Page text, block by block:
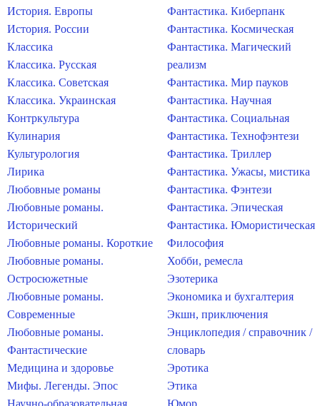
История. Европы
История. России
Классика
Классика. Русская
Классика. Советская
Классика. Украинская
Контркультура
Кулинария
Культурология
Лирика
Любовные романы
Любовные романы.
Исторический
Любовные романы. Короткие
Любовные романы.
Остросюжетные
Любовные романы.
Современные
Любовные романы.
Фантастические
Медицина и здоровье
Мифы. Легенды. Эпос
Научно-образовательная
Фантастика. Киберпанк
Фантастика. Космическая
Фантастика. Магический
реализм
Фантастика. Мир пауков
Фантастика. Научная
Фантастика. Социальная
Фантастика. Технофэнтези
Фантастика. Триллер
Фантастика. Ужасы, мистика
Фантастика. Фэнтези
Фантастика. Эпическая
Фантастика. Юмористическая
Философия
Хобби, ремесла
Эзотерика
Экономика и бухгалтерия
Экшн, приключения
Энциклопедия / справочник /
словарь
Эротика
Этика
Юмор